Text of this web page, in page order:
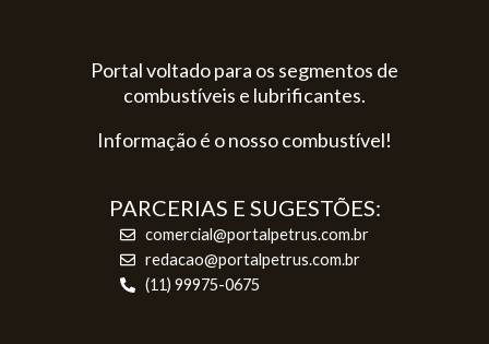
Portal voltado para os segmentos de
combustíveis e lubrificantes.
Informação é o nosso combustível!
PARCERIAS E SUGESTÕES:
comercial@portalpetrus.com.br
redacao@portalpetrus.com.br
(11) 99975-0675